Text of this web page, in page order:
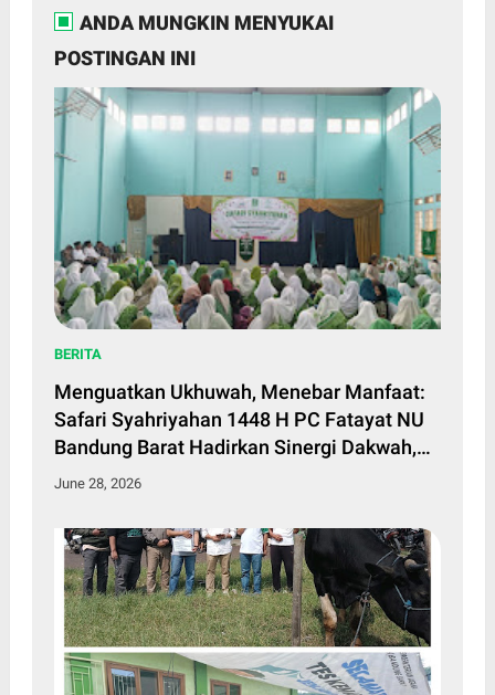
ANDA MUNGKIN MENYUKAI
POSTINGAN INI
BERITA
Menguatkan Ukhuwah, Menebar Manfaat:
Safari Syahriyahan 1448 H PC Fatayat NU
Bandung Barat Hadirkan Sinergi Dakwah,
Kepedulian Sosial, dan Pemberdayaan
June 28, 2026